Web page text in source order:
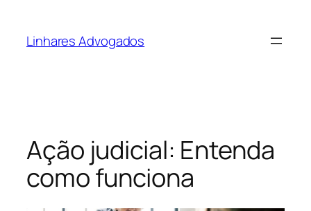
Linhares Advogados
Ação judicial: Entenda
como funciona